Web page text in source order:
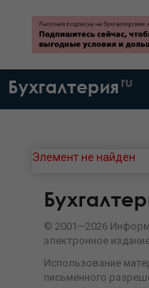
Бухгалтерия ru
Элемент не найден
© 2001—2026
электронное
Использование
письменного